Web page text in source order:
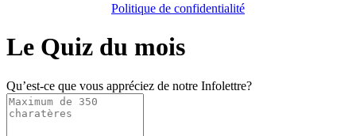
Politique de confidentialité
Le Quiz du mois
Qu’est-ce que vous appréciez de notre Infolettre?